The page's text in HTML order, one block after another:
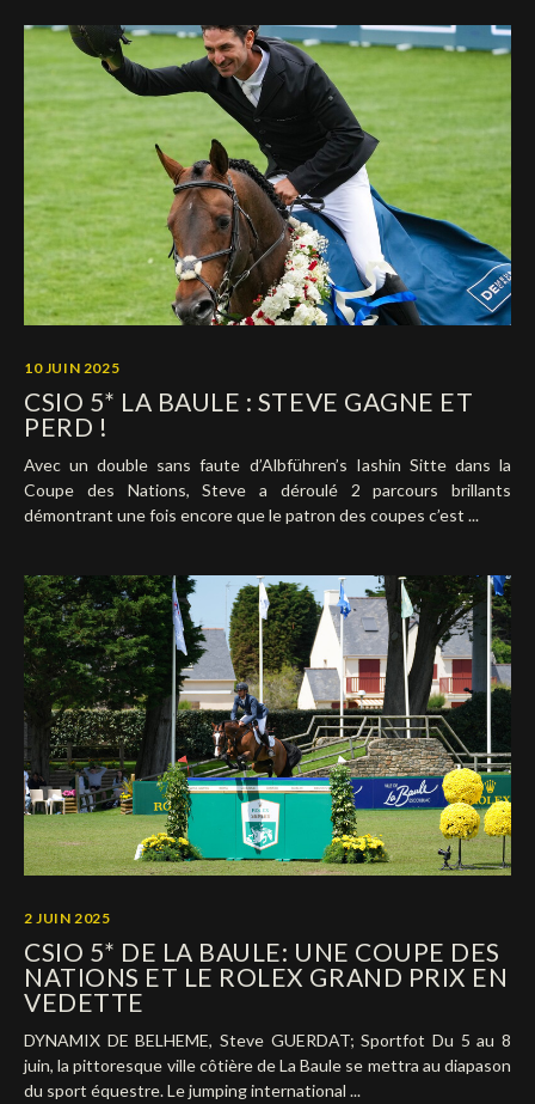
10 JUIN 2025
CSIO 5* LA BAULE : STEVE GAGNE ET
PERD !
Avec un double sans faute d’Albführen’s Iashin Sitte dans la
Coupe des Nations, Steve a déroulé 2 parcours brillants
démontrant une fois encore que le patron des coupes c’est ...
2 JUIN 2025
CSIO 5* DE LA BAULE: UNE COUPE DES
NATIONS ET LE ROLEX GRAND PRIX EN
VEDETTE
DYNAMIX DE BELHEME, Steve GUERDAT; Sportfot Du 5 au 8
juin, la pittoresque ville côtière de La Baule se mettra au diapason
du sport équestre. Le jumping international ...